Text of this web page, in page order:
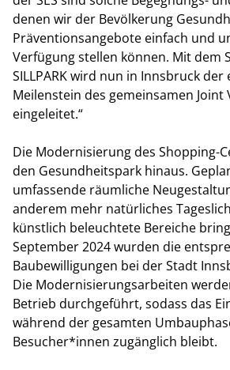
denen wir der Bevölkerung
Präventionsangebote einfach und
Verfügung stellen können. Mit dem
SILLPARK wird nun in Innsbruck
Meilenstein des gemeinsamen Joint
eingeleitet.“
Die Modernisierung des Shopping-
den Gesundheitspark hinaus.
umfassende räumliche
anderem mehr natürliches
künstlich beleuchtete Bereiche
September 2024 wurden die
Baubewilligungen bei der Stadt
Die Modernisierungsarbeiten
Betrieb durchgeführt, sodass das
während der gesamten
Besucher*innen zugänglich bleibt.